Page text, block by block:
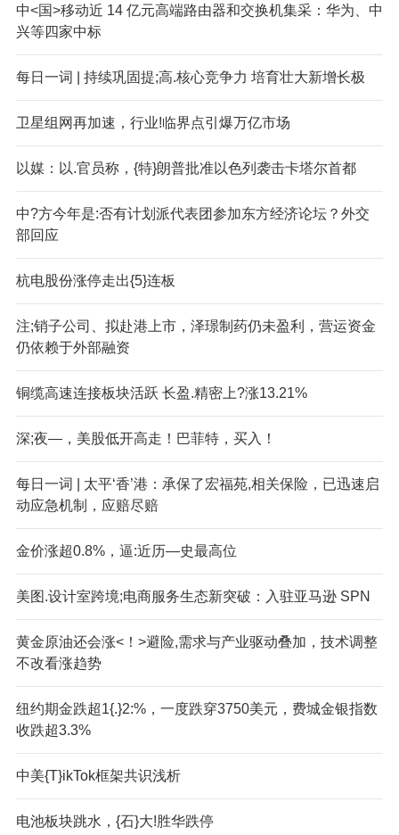
中<国>移动近 14 亿元高端路由器和交换机集采：华为、中
兴等四家中标
每日一词 | 持续巩固提;高.核心竞争力 培育壮大新增长极
卫星组网再加速，行业!临界点引爆万亿市场
以媒：以.官员称，{特}朗普批准以色列袭击卡塔尔首都
中?方今年是:否有计划派代表团参加东方经济论坛？外交
部回应
杭电股份涨停走出{5}连板
注;销子公司、拟赴港上市，泽璟制药仍未盈利，营运资金
仍依赖于外部融资
铜缆高速连接板块活跃 长盈.精密上?涨13.21%
深;夜—，美股低开高走！巴菲特，买入！
每日一词 | 太平‘香’港：承保了宏福苑,相关保险，已迅速启
动应急机制，应赔尽赔
金价涨超0.8%，逼:近历—史最高位
美图.设计室跨境;电商服务生态新突破：入驻亚马逊 SPN
黄金原油还会涨<！>避险,需求与产业驱动叠加，技术调整
不改看涨趋势
纽约期金跌超1{.}2:%，一度跌穿3750美元，费城金银指数
收跌超3.3%
中美{T}ikTok框架共识浅析
电池板块跳水，{石}大!胜华跌停